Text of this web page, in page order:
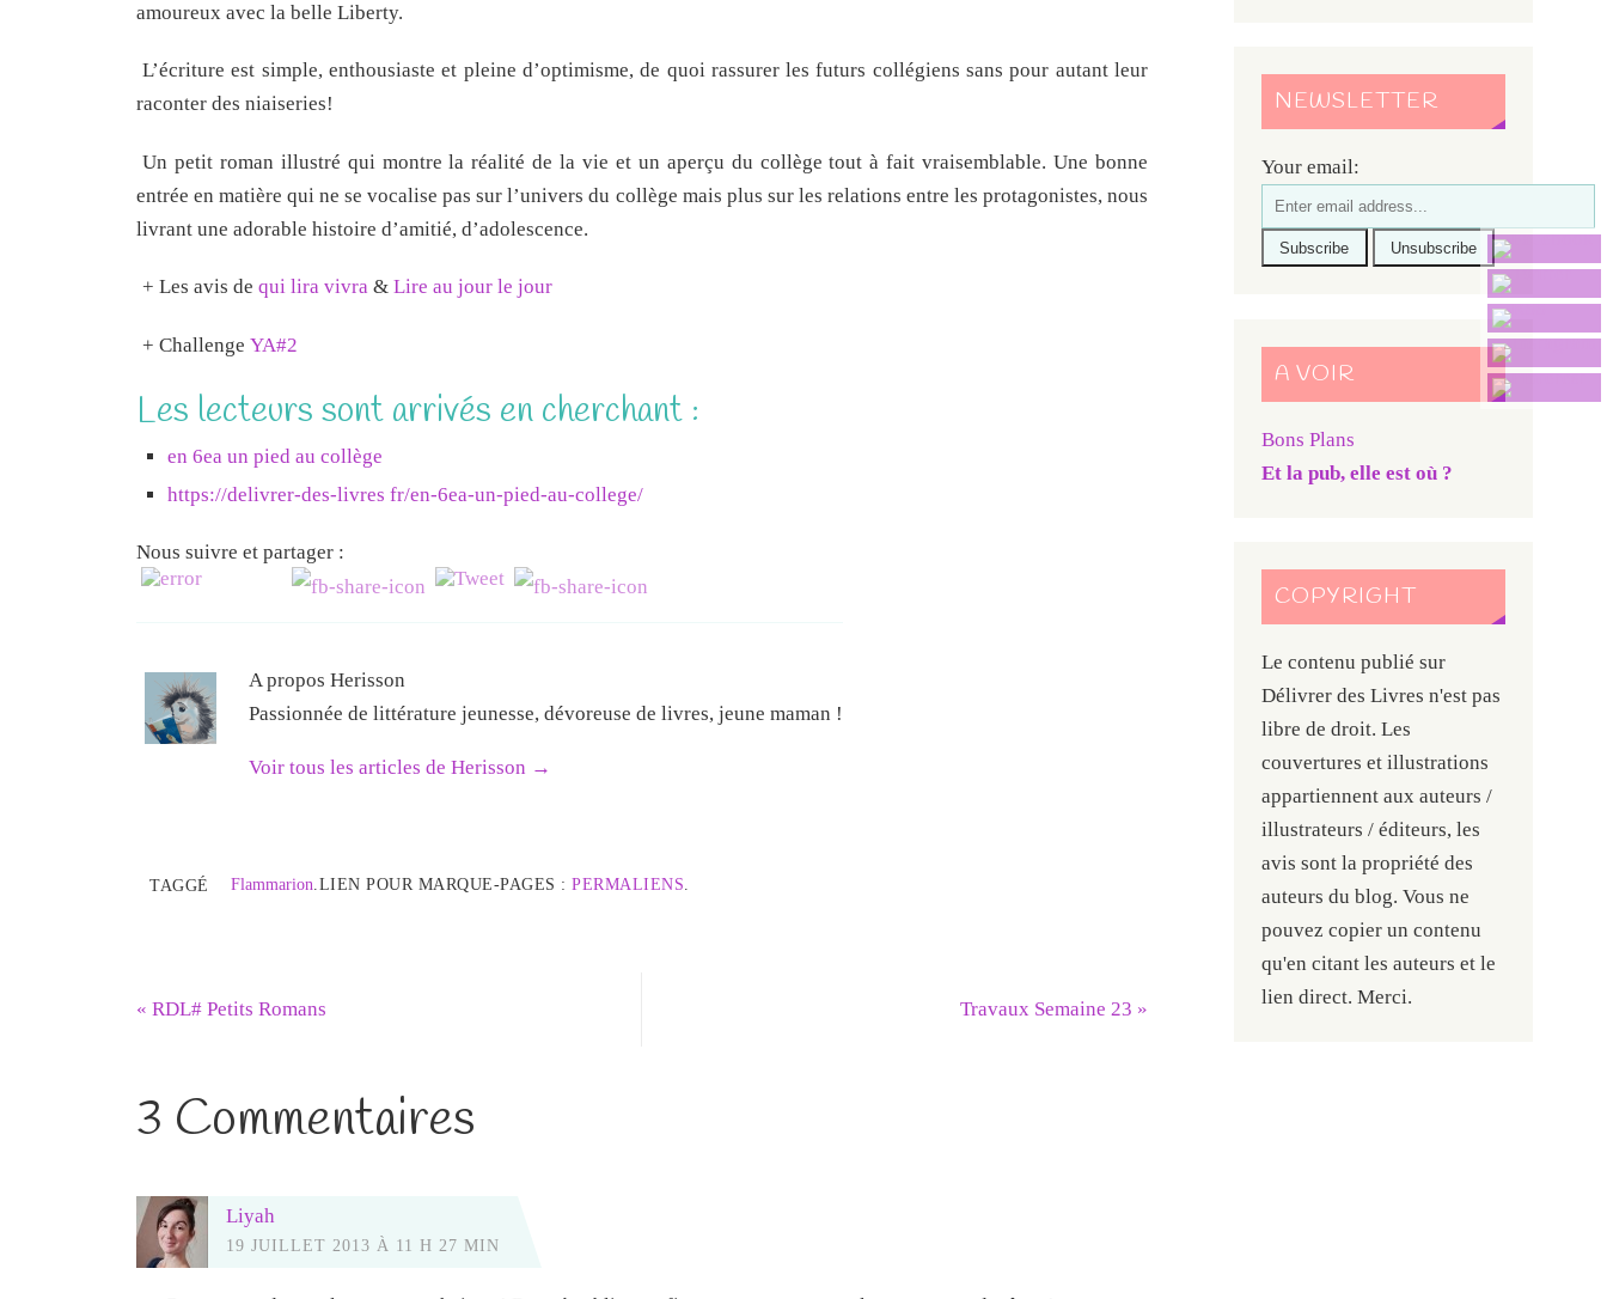
amoureux avec la belle Liberty.
L’écriture est simple, enthousiaste et pleine d’optimisme, de quoi rassurer les futurs collégiens sans pour autant leur
raconter des niaiseries!
Un petit roman illustré qui montre la réalité de la vie et un aperçu du collège tout à fait vraisemblable. Une bonne
entrée en matière qui ne se vocalise pas sur l’univers du collège mais plus sur les relations entre les protagonistes, nous
livrant une adorable histoire d’amitié, d’adolescence.
+ Les avis de qui lira vivra & Lire au jour le jour
+ Challenge YA#2
Les lecteurs sont arrivés en cherchant :
en 6ea un pied au collège
https://delivrer-des-livres fr/en-6ea-un-pied-au-college/
Nous suivre et partager :
A propos Herisson
Passionnée de littérature jeunesse, dévoreuse de livres, jeune maman !
Voir tous les articles de Herisson →
TAGGÉ Flammarion LIEN POUR MARQUE-PAGES : PERMALIENS
« RDL# Petits Romans Travaux Semaine 23 »
3 Commentaires
Liyah
19 JUILLET 2013 À 11 H 27 MIN
NEWSLETTER
Your email:
A VOIR
Bons Plans
Et la pub, elle est où ?
COPYRIGHT
Le contenu publié sur
Délivrer des Livres n'est pas
libre de droit. Les
couvertures et illustrations
appartiennent aux auteurs /
illustrateurs / éditeurs, les
avis sont la propriété des
auteurs du blog. Vous ne
pouvez copier un contenu
qu'en citant les auteurs et le
lien direct. Merci.